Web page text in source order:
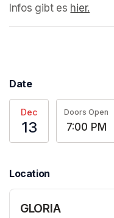
Infos gibt es hier.
Date
Dec
13
Doors Open
7:00 PM
Location
GLORIA